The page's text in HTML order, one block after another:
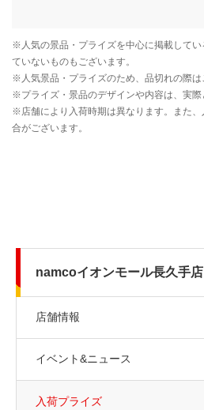
namcoイオンモール長久手店
店舗情報
イベント&ニュース
入荷プライズ